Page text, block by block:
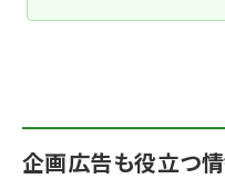
企画広告も役立つ情